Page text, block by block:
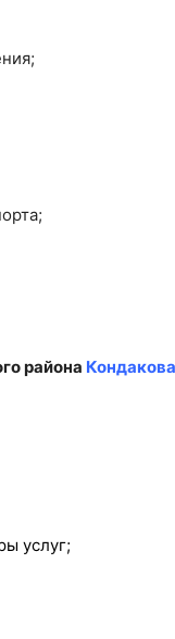
района
услуг;